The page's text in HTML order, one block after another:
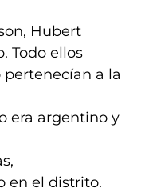
Hubert
Todo ellos
pertenecían a la
era argentino y
en el distrito.